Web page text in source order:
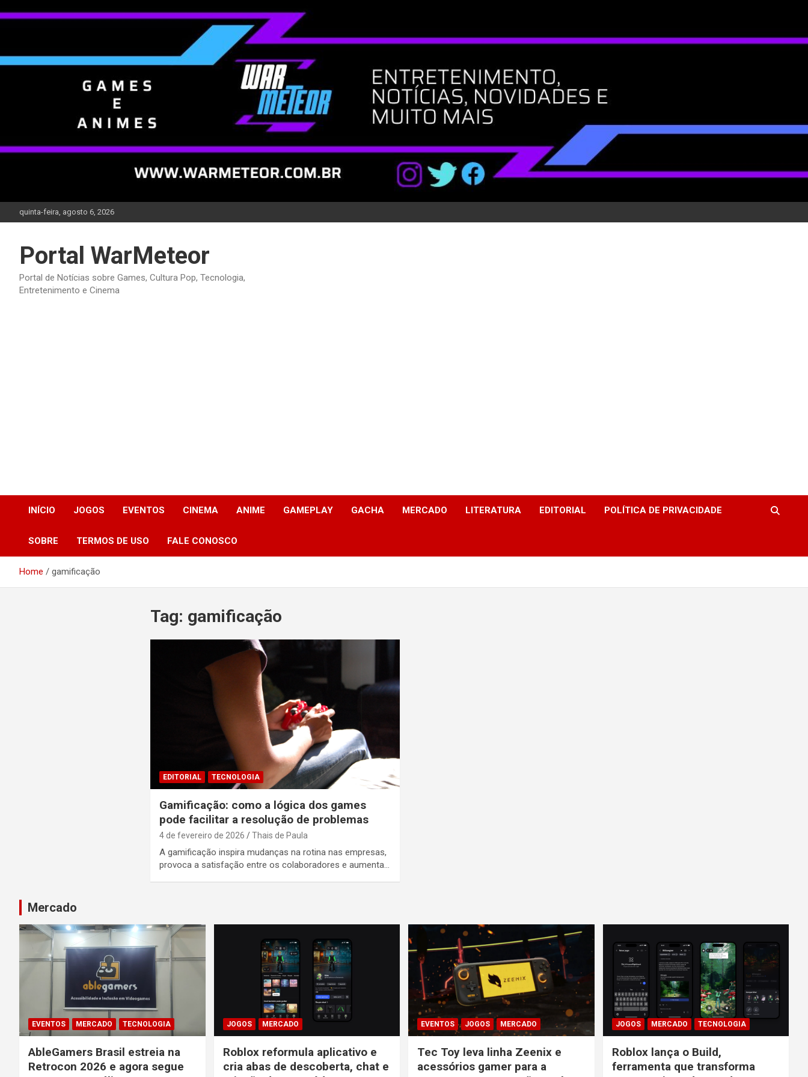
to
quinta-feira, agosto 6, 2026
Portal WarMeteor
Portal de Notícias sobre Games, Cultura Pop, Tecnologia,
Entretenimento e Cinema
INÍCIO JOGOS EVENTOS CINEMA ANIME GAMEPLAY GACHA MERCADO LITERATURA EDITORIAL POLÍTICA DE PRIVACIDADE
SOBRE TERMOS DE USO FALE CONOSCO
Home gamificação
Tag: gamificação
EDITORIAL TECNOLOGIA
Gamificação: como a lógica dos games
pode facilitar a resolução de problemas
4 de fevereiro de 2026 Thais de Paula
A gamificação inspira mudanças na rotina nas empresas,
provoca a satisfação entre os colaboradores e aumenta…
Mercado
EVENTOS MERCADO TECNOLOGIA
AbleGamers Brasil estreia na
Retrocon 2026 e agora segue
JOGOS MERCADO
Roblox reformula aplicativo e
cria abas de descoberta, chat e
EVENTOS JOGOS MERCADO
Tec Toy leva linha Zeenix e
acessórios gamer para a
JOGOS MERCADO TECNOLOGIA
Roblox lança o Build,
ferramenta que transforma